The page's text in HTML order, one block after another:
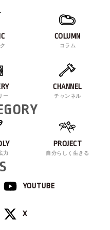
COLUMN
コラム
ー
CHANNEL
チャンネル
力
PROJECT
自分らしく生きる
YOUTUBE
X